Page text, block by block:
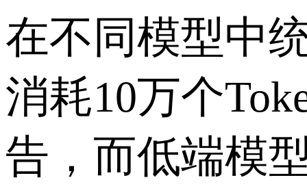
在不同模型中
消耗10万个
告，而低端模